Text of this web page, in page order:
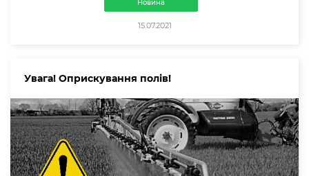
Новина
15.07.2021
Увага! Оприскування полів!